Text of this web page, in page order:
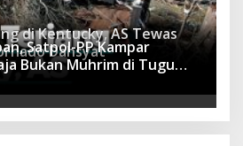
di Kentucky, AS Tewas
Dahsyat
Satpol-PP Kampar
Bukan Muhrim di Tugu
Tungku Sajoangan